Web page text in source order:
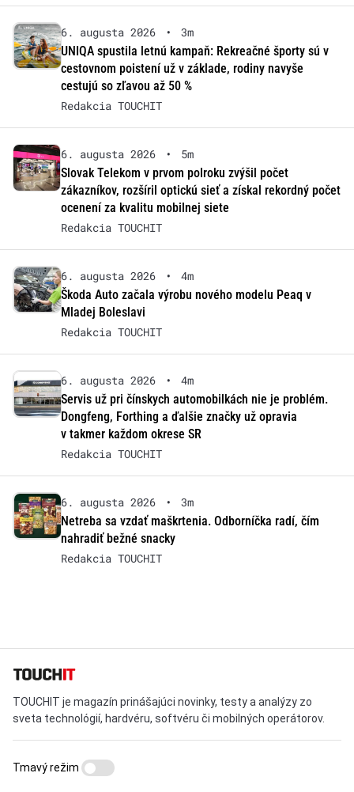
6. augusta 2026 •
3m
UNIQA spustila letnú kampaň: Rekreačné športy sú v
cestovnom poistení už v základe, rodiny navyše
cestujú so zľavou až 50 %
Redakcia TOUCHIT
6. augusta 2026 •
5m
Slovak Telekom v prvom polroku zvýšil počet
zákazníkov, rozšíril optickú sieť a získal rekordný počet
ocenení za kvalitu mobilnej siete
Redakcia TOUCHIT
6. augusta 2026 •
4m
Škoda Auto začala výrobu nového modelu Peaq v
Mladej Boleslavi
Redakcia TOUCHIT
6. augusta 2026 •
4m
Servis už pri čínskych automobilkách nie je problém.
Dongfeng, Forthing a ďalšie značky už opravia
v takmer každom okrese SR
Redakcia TOUCHIT
6. augusta 2026 •
3m
Netreba sa vzdať maškrtenia. Odborníčka radí, čím
nahradiť bežné snacky
Redakcia TOUCHIT
TOUCHIT je magazín prinášajúci novinky, testy a analýzy zo
sveta technológií, hardvéru, softvéru či mobilných operátorov.
Tmavý režim